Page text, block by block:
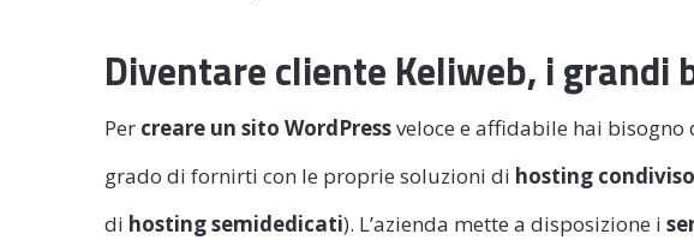
Diventare cliente Keliweb, i grandi
Per creare un sito WordPressveloce e affidabile hai bisogno
grado di fornirti con le proprie soluzioni di hosting condiviso
di hosting semidedicati). L’azienda mette a disposizione i